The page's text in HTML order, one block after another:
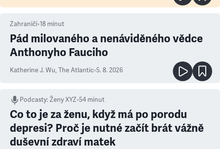
Zahraničí•18 minut
Pád milovaného a nenáviděného vědce
Anthonyho Fauciho
Katherine J. Wu, The Atlantic•5. 8. 2026
Podcasty:Ženy XYZ•54 minut
Co to je za ženu, když má po porodu
depresi? Proč je nutné začít brát vážně
duševní zdraví matek